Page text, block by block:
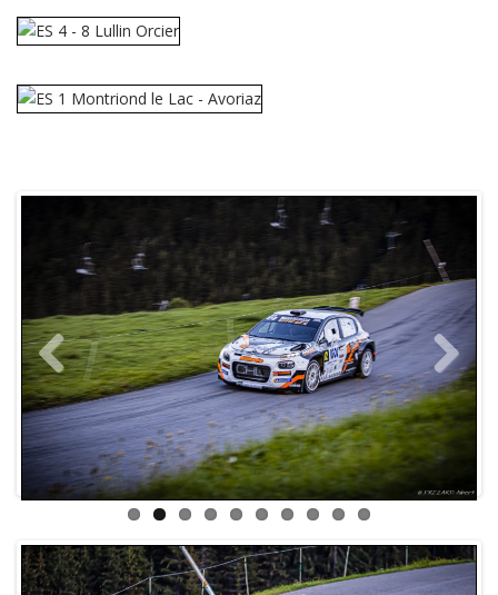
Previous Next